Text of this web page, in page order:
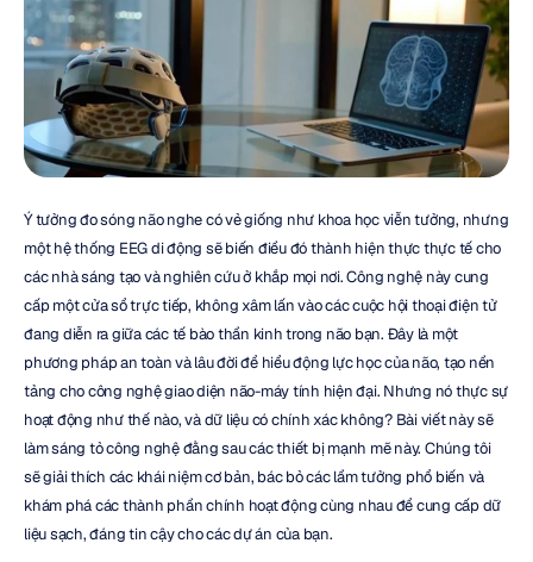
Ý tưởng đo sóng não nghe có vẻ giống như khoa học viễn tưởng, nhưng
một hệ thống EEG di động sẽ biến điều đó thành hiện thực thực tế cho
các nhà sáng tạo và nghiên cứu ở khắp mọi nơi. Công nghệ này cung
cấp một cửa sổ trực tiếp, không xâm lấn vào các cuộc hội thoại điện tử
đang diễn ra giữa các tế bào thần kinh trong não bạn. Đây là một
phương pháp an toàn và lâu đời để hiểu động lực học của não, tạo nền
tảng cho công nghệ giao diện não-máy tính hiện đại. Nhưng nó thực sự
hoạt động như thế nào, và dữ liệu có chính xác không? Bài viết này sẽ
làm sáng tỏ công nghệ đằng sau các thiết bị mạnh mẽ này. Chúng tôi
sẽ giải thích các khái niệm cơ bản, bác bỏ các lầm tưởng phổ biến và
khám phá các thành phần chính hoạt động cùng nhau để cung cấp dữ
liệu sạch, đáng tin cậy cho các dự án của bạn.